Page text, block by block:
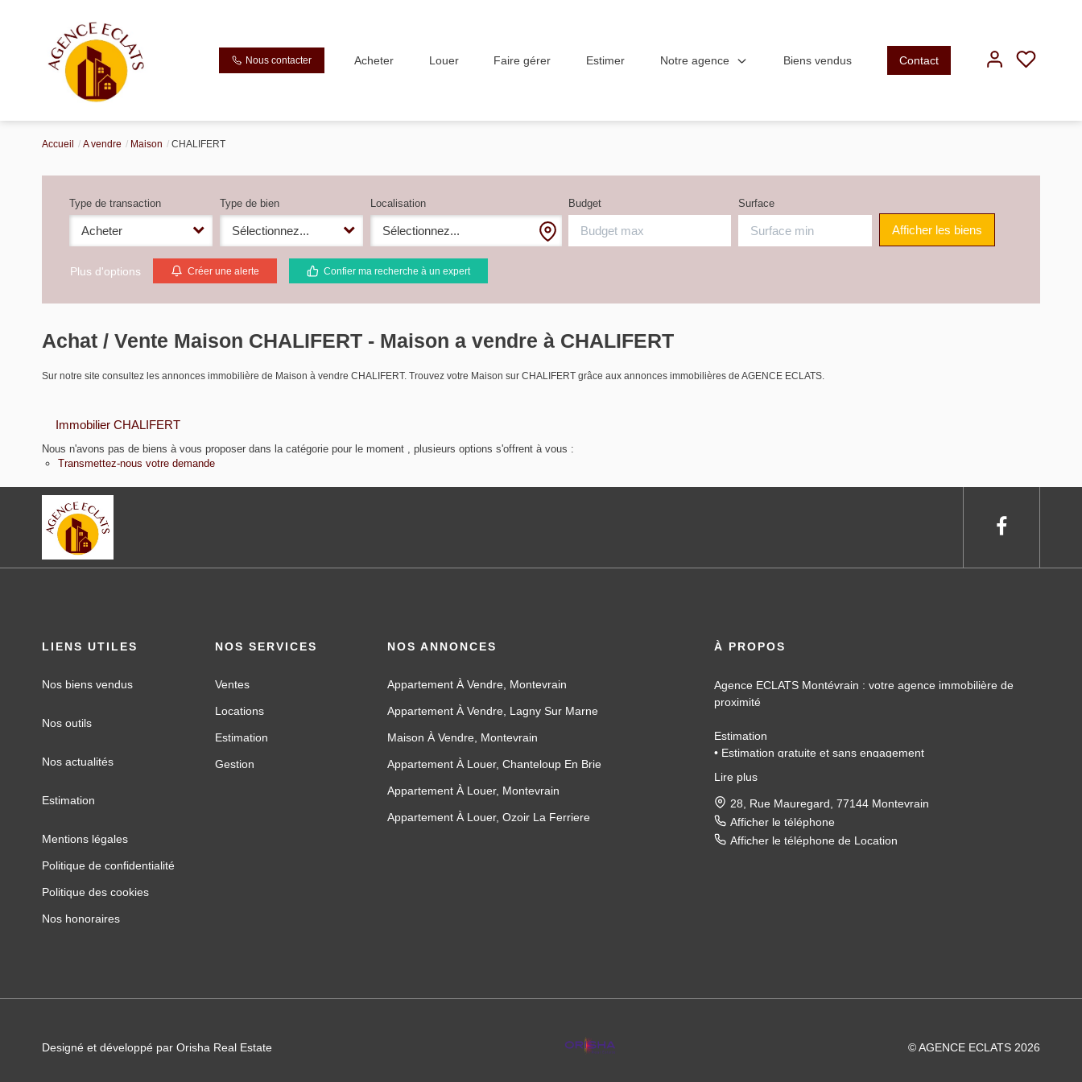
Nous contacter Acheter Louer Faire gérer Estimer Notre agence Biens vendus Contact
Accueil A vendre Maison CHALIFERT
Type de transaction
Acheter
Type de bien
Sélectionnez...
Localisation
Sélectionnez...
Budget Surface
Plus d'options Créer une alerte Confier ma recherche à un expert
Achat / Vente Maison CHALIFERT - Maison a vendre à CHALIFERT
Sur notre site consultez les annonces immobilière de Maison à vendre CHALIFERT. Trouvez votre Maison sur CHALIFERT grâce aux annonces immobilières de AGENCE ECLATS.
Immobilier CHALIFERT
Nous n'avons pas de biens à vous proposer dans la catégorie pour le moment , plusieurs options s'offrent à vous :
Transmettez-nous votre demande
LIENS UTILES
Nos biens vendus
Nos outils
Nos actualités
Estimation
Mentions légales
Politique de confidentialité
Politique des cookies
Nos honoraires
NOS SERVICES
Ventes
Locations
Estimation
Gestion
NOS ANNONCES
Appartement À Vendre, Montevrain
Appartement À Vendre, Lagny Sur Marne
Maison À Vendre, Montevrain
Appartement À Louer, Chanteloup En Brie
Appartement À Louer, Montevrain
Appartement À Louer, Ozoir La Ferriere
À PROPOS
Agence ECLATS Montévrain : votre agence immobilière de
proximité
Estimation
• Estimation gratuite et sans engagement
• Accompagnement administratif
Vente
• Diffusion de l'annonce sur nos différents supports
• Organisation de visites
Lire plus
28, Rue Mauregard, 77144 Montevrain
Afficher le téléphone
Afficher le téléphone de Location
Designé et développé par Orisha Real Estate © AGENCE ECLATS 2026